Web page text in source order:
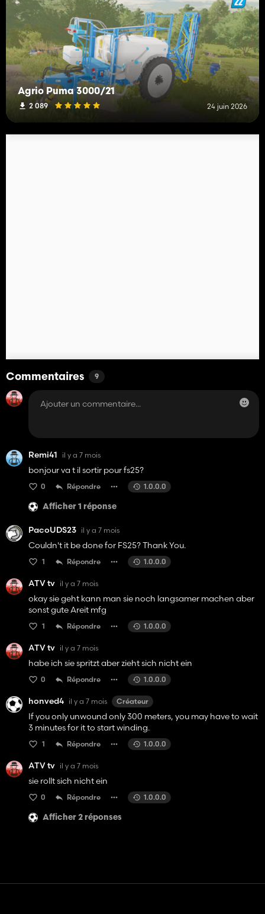
Agrio Puma 3000/21
2 089 24 juin 2026
Commentaires 9
Remi41 il y a 7 mois
bonjour va t il sortir pour fs25?
0 Répondre 1.0.0.0
Afficher 1 réponse
PacoUDS23 il y a 7 mois
Couldn't it be done for FS25? Thank You.
1 Répondre 1.0.0.0
ATV tv il y a 7 mois
okay sie geht kann man sie noch langsamer machen aber
sonst gute Areit mfg
1 Répondre 1.0.0.0
ATV tv il y a 7 mois
habe ich sie spritzt aber zieht sich nicht ein
0 Répondre 1.0.0.0
honved4 il y a 7 mois Créateur
If you only unwound only 300 meters, you may have to wait
3 minutes for it to start winding.
1 Répondre 1.0.0.0
ATV tv il y a 7 mois
sie rollt sich nicht ein
0 Répondre 1.0.0.0
Afficher 2 réponses